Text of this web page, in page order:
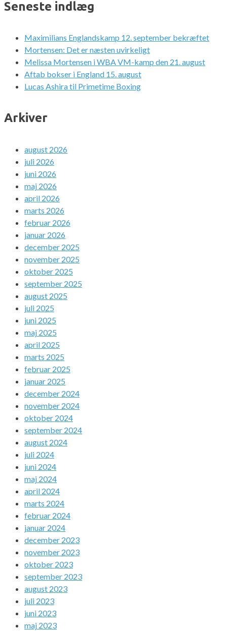
Seneste indlæg
Maximilians Englandskamp 12. september bekræftet
Mortensen: Det er næsten uvirkeligt
Melissa Mortensen i WBA VM-kamp den 21. august
Aftab bokser i England 15. august
Lucas Ashira til Primetime Boxing
Arkiver
august 2026
juli 2026
juni 2026
maj 2026
april 2026
marts 2026
februar 2026
januar 2026
december 2025
november 2025
oktober 2025
september 2025
august 2025
juli 2025
juni 2025
maj 2025
april 2025
marts 2025
februar 2025
januar 2025
december 2024
november 2024
oktober 2024
september 2024
august 2024
juli 2024
juni 2024
maj 2024
april 2024
marts 2024
februar 2024
januar 2024
december 2023
november 2023
oktober 2023
september 2023
august 2023
juli 2023
juni 2023
maj 2023